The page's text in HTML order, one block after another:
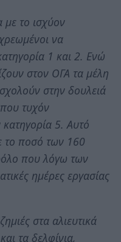
με το ισχύον
να
1 και 2. Ενώ
στον ΟΓΑ τα μέλη
στην δουλειά
τυχόν
5. Αυτό
το ποσό των 160
που λόγω των
ημέρες εργασίας
στα αλιευτικά
τα δελφίνια,